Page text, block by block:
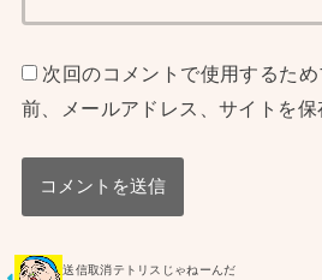
次回のコメントで使用するた
前、メールアドレス、サイトを保
送信取消テトリスじゃねーんだ